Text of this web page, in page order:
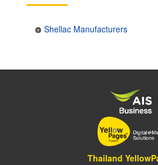
Shellac Manufacturers
Thailand